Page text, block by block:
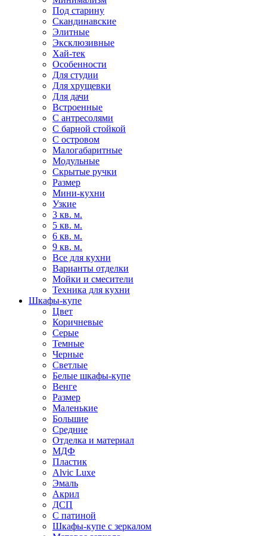
Под старину
Скандинавские
Элитные
Эксклюзивные
Хай-тек
Особенности
Для студии
Для хрущевки
Для дачи
Встроенные
С антресолями
С барной стойкой
С островом
Малогабаритные
Модульные
Скрытые ручки
Размер
Мини-кухни
Узкие
3 кв. м.
5 кв. м.
6 кв. м.
9 кв. м.
Все для кухни
Варианты отделки
Мойки и смесители
Техника для кухни
Шкафы-купе
Цвет
Коричневые
Серые
Темные
Черные
Светлые
Белые шкафы-купе
Венге
Размер
Маленькие
Большие
Средние
Отделка и материал
МДФ
Пластик
Alvic Luxe
Эмаль
Акрил
ДСП
С патиной
Шкафы-купе с зеркалом